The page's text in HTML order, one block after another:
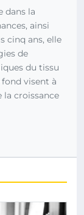
dans la
ainsi
cinq ans, elle
de
du tissu
visent à
la croissance